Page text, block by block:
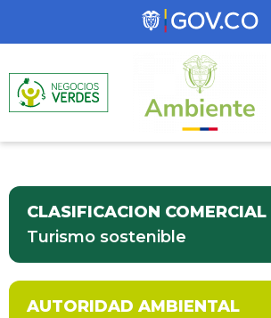
CLASIFICACION COMERCIAL
Turismo sostenible
AUTORIDAD AMBIENTAL